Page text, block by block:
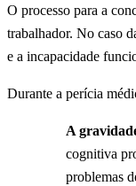
O processo para a
trabalhador. No caso
e a incapacidade
Durante a perícia
A
cognitiva
problemas